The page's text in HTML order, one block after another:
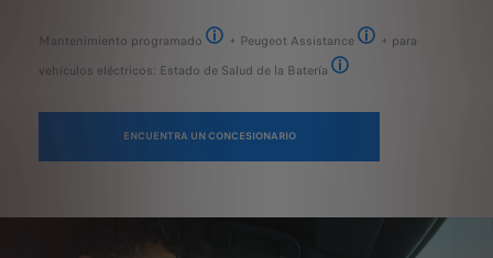
Mantenimiento programado
Una serie de operaciones de mantenimiento
+ Peugeot Assistance
+ para
vehículos eléctricos: Estado de Salud de la Batería
ENCUENTRA UN CONCESIONARIO